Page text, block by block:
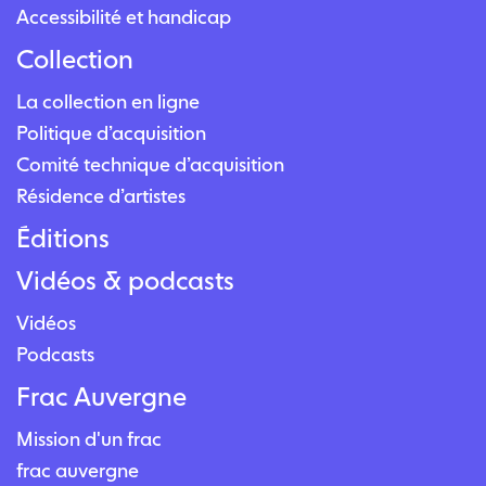
Accessibilité et handicap
Collection
La collection en ligne
Politique d’acquisition
Comité technique d’acquisition
Résidence d’artistes
Éditions
Vidéos & podcasts
Vidéos
Podcasts
Frac Auvergne
Mission d'un frac
frac auvergne